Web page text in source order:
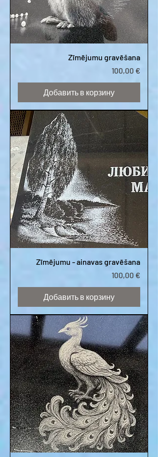
Zīmējumu gravēšana
Цена
100,00 €
Добавить в корзину
Zīmējumu - ainavas gravēšana
Цена
100,00 €
Добавить в корзину